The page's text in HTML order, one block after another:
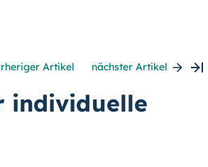
Artikel nächster Artikel
individuelle